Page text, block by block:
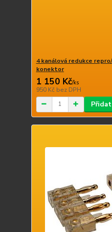
4 kanálová redukce
konektor
1 150 Kč/ks
950 Kč bez DPH